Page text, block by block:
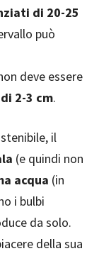
di 20-25
può
deve essere
2-3 cm.
il
(e quindi non
acqua (in
i bulbi
da solo.
della sua